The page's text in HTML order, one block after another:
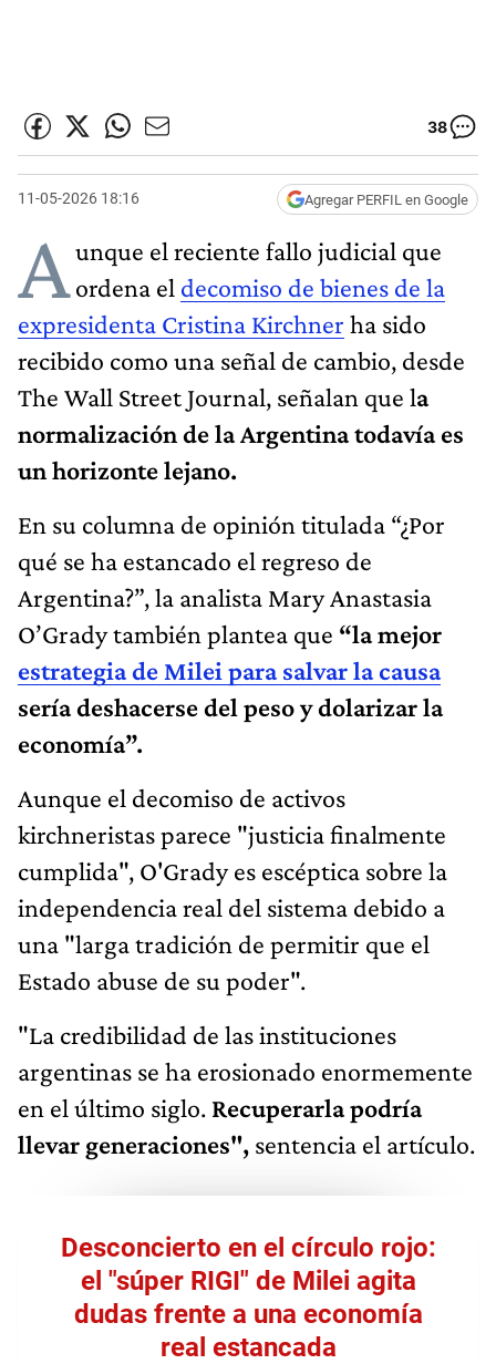
38
11-05-2026 18:16 Agregar PERFIL en Google
Aunque el reciente fallo judicial que
ordena el decomiso de bienes de la
expresidenta Cristina Kirchner ha sido
recibido como una señal de cambio, desde
The Wall Street Journal, señalan que la
normalización de la Argentina todavía es
un horizonte lejano.
En su columna de opinión titulada “¿Por
qué se ha estancado el regreso de
Argentina?”, la analista Mary Anastasia
O’Grady también plantea que “la mejor
estrategia de Milei para salvar la causa
sería deshacerse del peso y dolarizar la
economía”.
Aunque el decomiso de activos
kirchneristas parece "justicia finalmente
cumplida", O'Grady es escéptica sobre la
independencia real del sistema debido a
una "larga tradición de permitir que el
Estado abuse de su poder".
"La credibilidad de las instituciones
argentinas se ha erosionado enormemente
en el último siglo. Recuperarla podría
llevar generaciones", sentencia el artículo.
Desconcierto en el círculo rojo:
el "súper RIGI" de Milei agita
dudas frente a una economía
real estancada